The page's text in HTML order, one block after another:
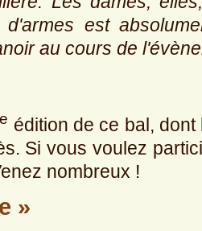
est
au cours de
e édition de ce bal,
Si vous voulez
nombreux !
»